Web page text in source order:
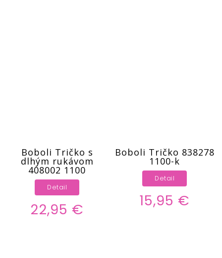
Boboli Tričko s
dlhým rukávom
408002 1100
22,95 €
Detail
Boboli Tričko 838278
1100-k
15,95 €
Detail